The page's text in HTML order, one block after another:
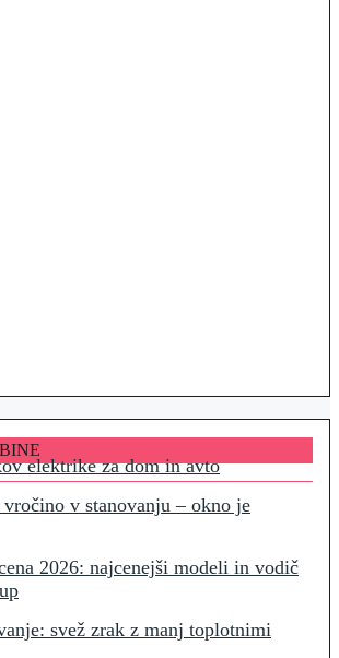
elektrike za dom in avto
v stanovanju – okno je
2026: najcenejši modeli in vodič
svež zrak z manj toplotnimi